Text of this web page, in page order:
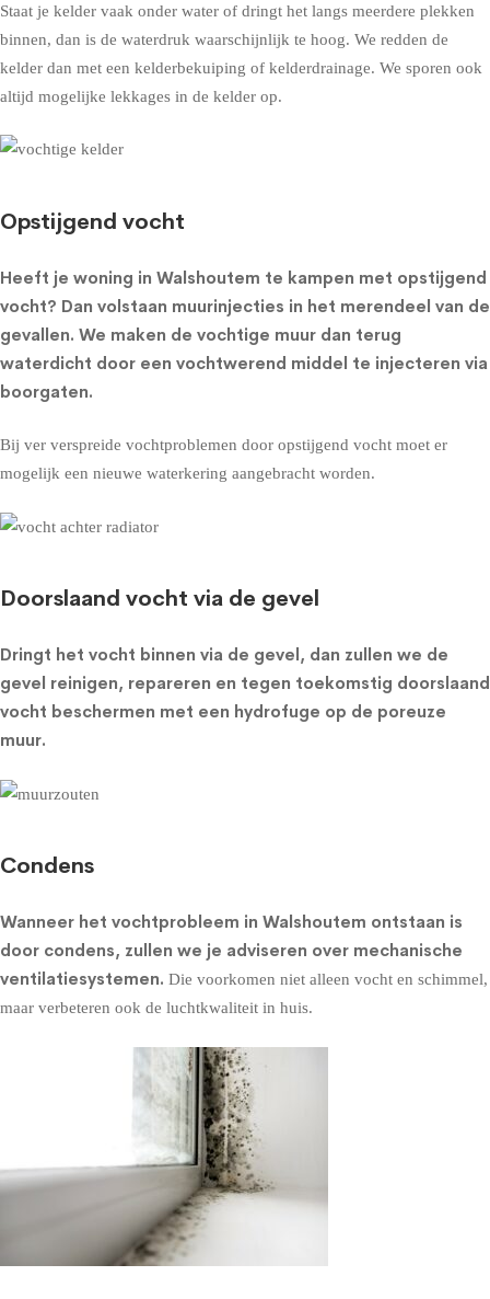
Staat je kelder vaak onder water of dringt het langs meerdere plekken
binnen, dan is de waterdruk waarschijnlijk te hoog. We redden de
kelder dan met een kelderbekuiping of kelderdrainage. We sporen ook
altijd mogelijke lekkages in de kelder op.
Opstijgend vocht
Heeft je woning in Walshoutem te kampen met opstijgend
vocht? Dan volstaan muurinjecties in het merendeel van de
gevallen. We maken de vochtige muur dan terug
waterdicht door een vochtwerend middel te injecteren via
boorgaten.
Bij ver verspreide vochtproblemen door opstijgend vocht moet er
mogelijk een nieuwe waterkering aangebracht worden.
Doorslaand vocht via de gevel
Dringt het vocht binnen via de gevel, dan zullen we de
gevel reinigen, repareren en tegen toekomstig doorslaand
vocht beschermen met een hydrofuge op de poreuze
muur.
Condens
Wanneer het vochtprobleem in Walshoutem ontstaan is
door condens, zullen we je adviseren over mechanische
ventilatiesystemen. Die voorkomen niet alleen vocht en schimmel,
maar verbeteren ook de luchtkwaliteit in huis.